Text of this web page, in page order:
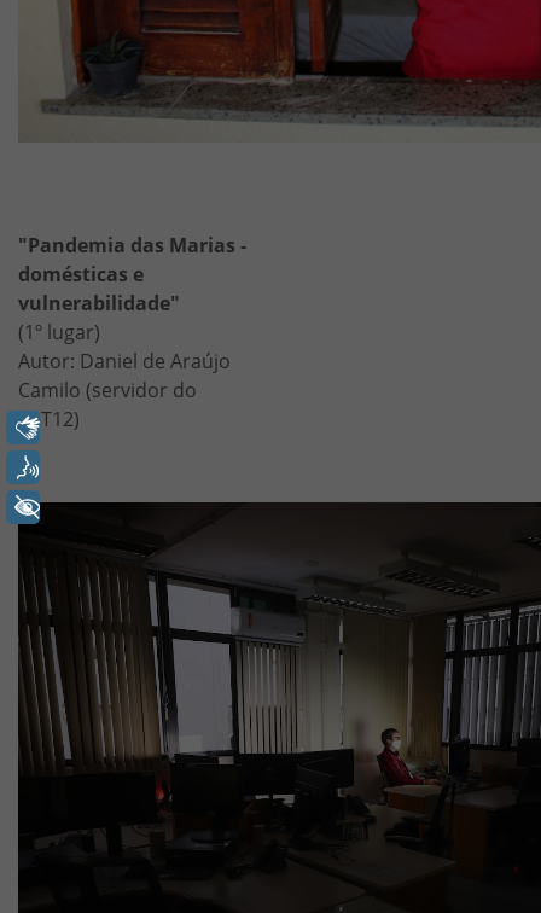
"Pandemia das Marias -
domésticas e
vulnerabilidade"
(1º lugar)
Autor: Daniel de Araújo
Camilo (servidor do
TRT12)Libras
+ Acessibilidade